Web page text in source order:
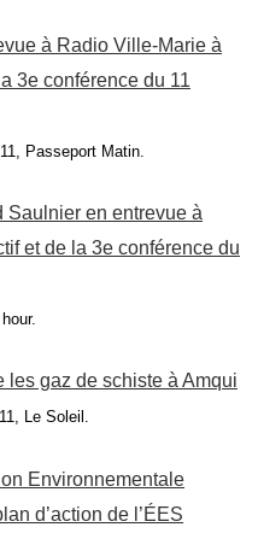
à Radio Ville-Marie à
3e conférence du 11
Passeport Matin.
Saulnier en entrevue à
et de la 3e conférence du
les gaz de schiste à Amqui
Le Soleil.
Environnementale
d’action de l’ÉES